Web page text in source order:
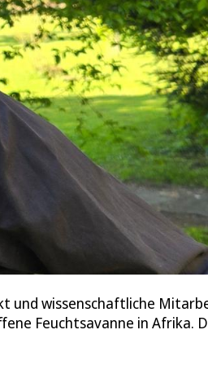
und wissenschaftliche
Feuchtsavanne in Afrika.